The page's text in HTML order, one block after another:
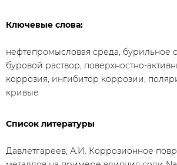
Ключевые слова:
​нефтепромысловая среда, бурильное
буровой раствор, поверхностно-
коррозия, ингибитор коррозии,
кривые
Список литературы
Давлетгареев, А.И. Коррозионное